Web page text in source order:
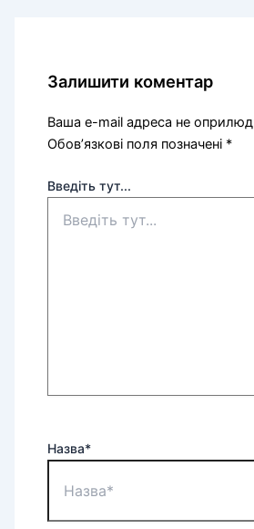
Залишити коментар
Ваша e-mail адреса не
Обов’язкові поля позначені *
Введіть тут...
Назва*